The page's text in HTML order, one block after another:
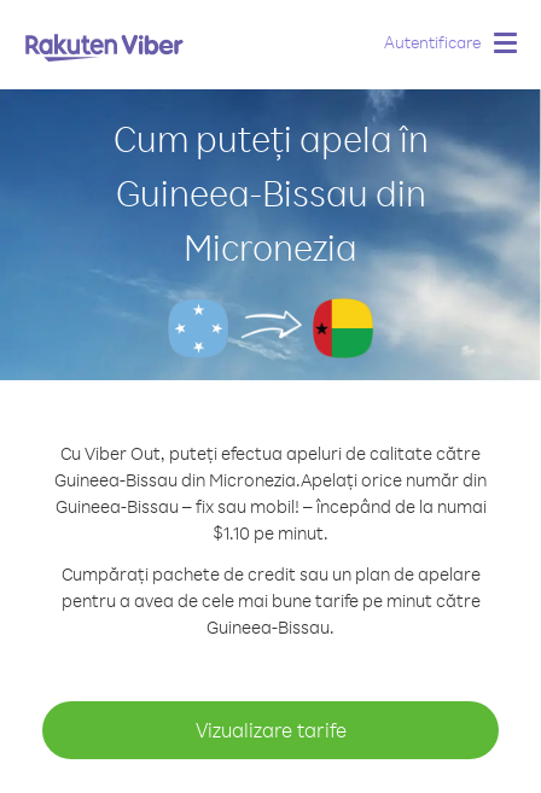
Autentificare
Cum puteți apela în
Guineea-Bissau din
Micronezia
Cu Viber Out, puteți efectua apeluri de calitate către
Guineea-Bissau din Micronezia.Apelați orice număr din
Guineea-Bissau – fix sau mobil! – începând de la numai
$1.10 pe minut.
Cumpărați pachete de credit sau un plan de apelare
pentru a avea de cele mai bune tarife pe minut către
Guineea-Bissau.
Vizualizare tarife